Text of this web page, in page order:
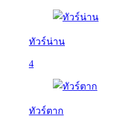
ทัวร์น่าน
4
ทัวร์ตาก